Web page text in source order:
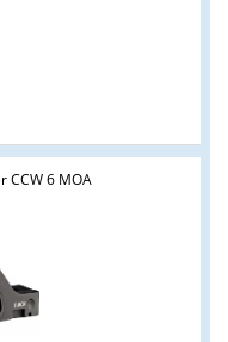
CCW 6 MOA